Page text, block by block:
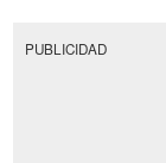
PUBLICIDAD